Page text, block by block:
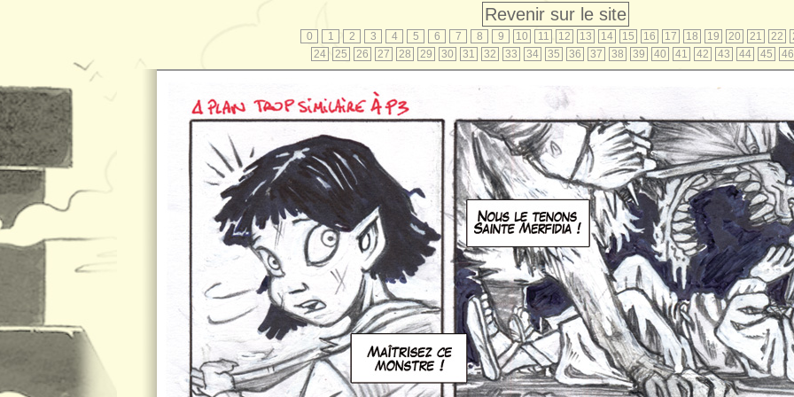
Revenir sur le site
0 1 2 3 4 5 6 7 8 9 10 11 12 13 14 15 16 17 18 19 20 21 22
24
25 26 27 28 29 30 31 32 33 34 35 36 37 38 39 40 41 42 43 44 45 46